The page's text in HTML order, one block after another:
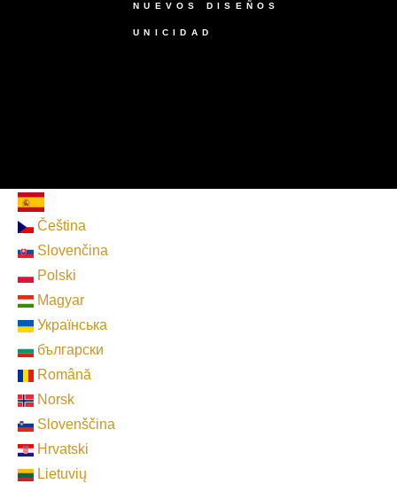
NUEVOS DISEÑOS
UNICIDAD
Čeština
Slovenčina
Polski
Magyar
Українська
български
Română
Norsk
Slovenščina
Hrvatski
Lietuvių